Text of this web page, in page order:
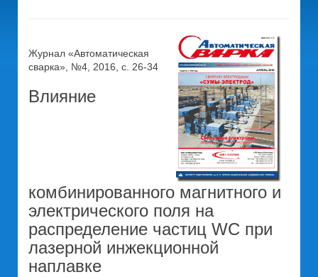
Журнал «Автоматическая
сварка», №4, 2016, с. 26-34
Влияние
комбинированного магнитного и
электрического поля на
распределение частиц WC при
лазерной инжекционной
наплавке